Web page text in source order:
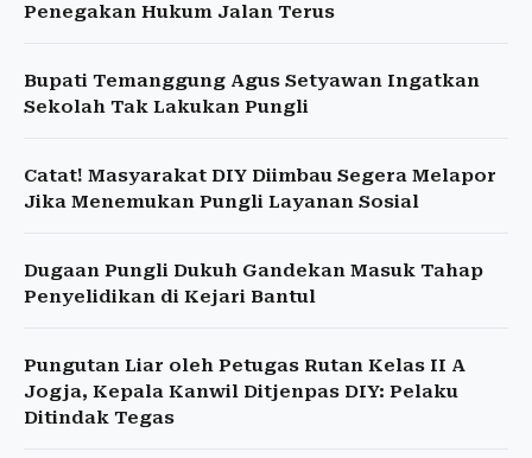
Penegakan Hukum Jalan Terus
Bupati Temanggung Agus Setyawan Ingatkan
Sekolah Tak Lakukan Pungli
Catat! Masyarakat DIY Diimbau Segera Melapor
Jika Menemukan Pungli Layanan Sosial
Dugaan Pungli Dukuh Gandekan Masuk Tahap
Penyelidikan di Kejari Bantul
Pungutan Liar oleh Petugas Rutan Kelas II A
Jogja, Kepala Kanwil Ditjenpas DIY: Pelaku
Ditindak Tegas